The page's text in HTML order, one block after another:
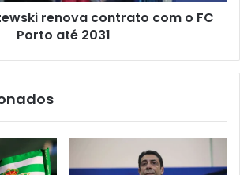
renova contrato com o FC
Porto até 2031